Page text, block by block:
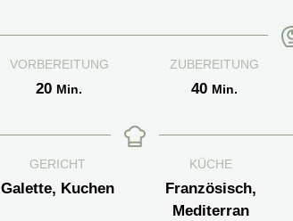
VORBEREITUNG
20Minuten
Min.
ZUBEREITUNG
40Minuten
Min.
GERICHT
Galette, Kuchen
KÜCHE
Französisch,
Mediterran